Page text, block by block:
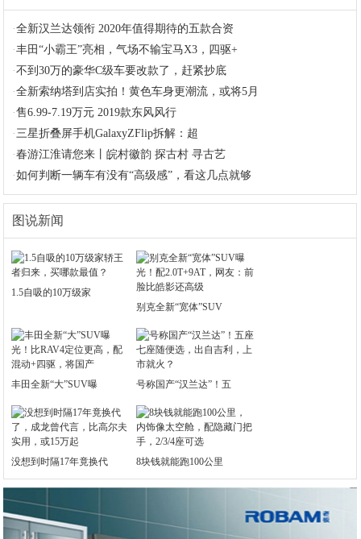
·全新汉兰达领衔 2020年值得期待的五款合资
·丰田“小霸王”亮相，气场不输宝马X3，四驱+
·不到30万的豪华C级车要改款了，赶紧抄底
·全新索纳塔到店实拍！黄色车身更潮流，或将5月
·售6.99-7.19万元 2019款东风风行
·三星折叠屏手机GalaxyZFlip拆解：超
·春游江淮请您来丨皖村徽韵 探古村 寻古艺
·如何判断一辆车有没有“高级感”，看这几点就够
图说新闻
1.5自吸的10万级家
别克全新“宽体”SUV
丰田全新“大”SUV曝 号称国产“汉兰达”！五
没想到时隔17年竟换代 8块钱就能跑100公里